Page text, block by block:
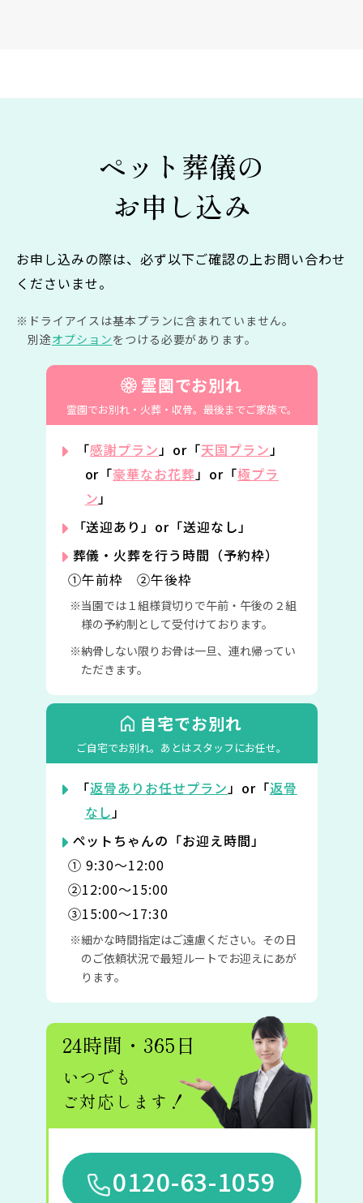
ペット葬儀の
お申し込み
お申し込みの際は、必ず以下ご確認の上お問い合わせ
くださいませ。
ドライアイスは基本プランに含まれていません。
別途オプションをつける必要があります。
霊園でお別れ
霊園でお別れ・火葬・収骨。 最後までご家族で。
「感謝プラン」or「天国プラン」
or「豪華なお花葬」or「極プラ
ン」
「送迎あり」or「送迎なし」
葬儀・火葬を行う時間（予約枠）
①午前枠 ②午後枠
当園では１組様貸切りで午前・午後の２組
様の予約制として受付けております。
納骨しない限りお骨は一旦、連れ帰ってい
ただきます。
自宅でお別れ
ご自宅でお別れ。 あとはスタッフにお任せ。
「返骨ありお任せプラン」or「返骨
なし」
ペットちゃんの「お迎え時間」
① 9:30〜12:00
②12:00〜15:00
③15:00〜17:30
細かな時間指定はご遠慮ください。その日
のご依頼状況で最短ルートでお迎えにあが
ります。
24時間・365日
いつでも
ご対応します！
0120-63-1059